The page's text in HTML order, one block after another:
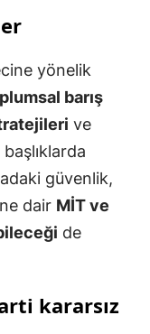
yönelik
barış
ve
güvenlik,
dair MİT ve
de
kararsız